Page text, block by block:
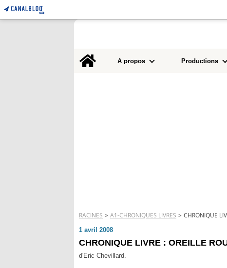
A propos
Productions
RACINES > A1-CHRONIQUES LIVRES > CHRONIQUE
1 avril 2008
CHRONIQUE LIVRE : OREILLE
d'Eric Chevillard.